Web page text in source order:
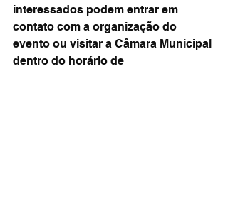
interessados podem entrar em
contato com a organização do
evento ou visitar a Câmara Municipal
dentro do horário de